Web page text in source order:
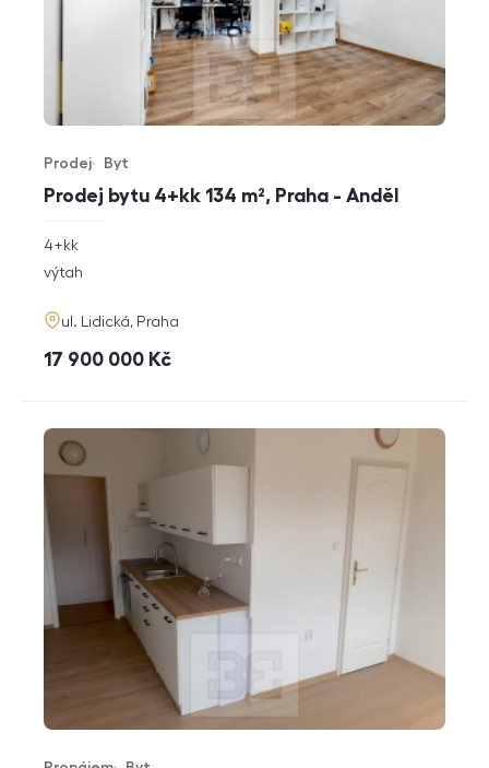
Prodej bytu 4+kk 134 m², Praha - Anděl
Typ nabídky
Prodej
Typ nemovitosti
Byt
rozměry
dispozice
4+kk
funkce
výtah
adresa
ul. Lidická, Praha
cena
17 900 000 Kč